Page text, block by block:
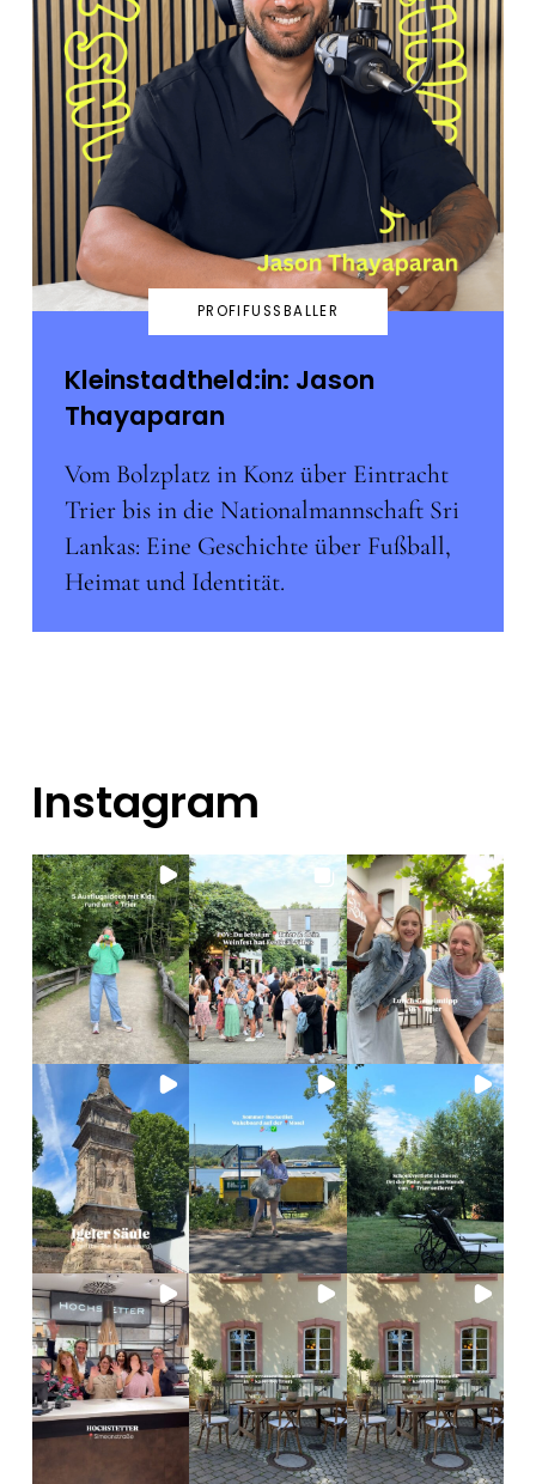
PROFIFUSSBALLER
Kleinstadtheld:in: Jason
Thayaparan
Vom Bolzplatz in Konz über Eintracht
Trier bis in die Nationalmannschaft Sri
Lankas: Eine Geschichte über Fußball,
Heimat und Identität.
Instagram